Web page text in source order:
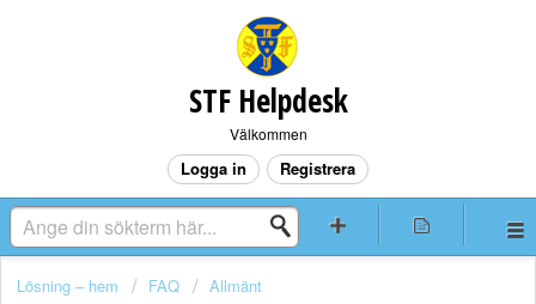
STF Helpdesk
Välkommen
Logga in Registrera
Lösning – hem FAQ Allmänt